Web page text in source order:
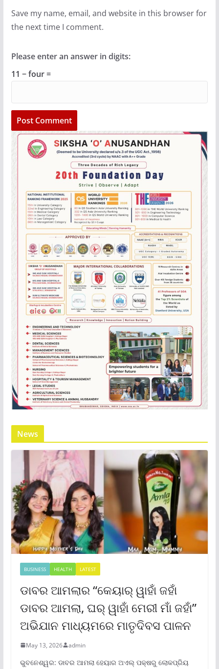
Save my name, email, and website in this browser for
the next time I comment.
Please enter an answer in digits:
11 − four =
News
BUSINESS HEALTH LATEST
ଡାବର ଆମଲାର “କେୟାର୍ ୱାହାଁ ଜହାଁ
ଡାବର ଆମଲା, ଘର୍ ୱାହାଁ ମେରୀ ମାଁ ଜହାଁ”
ଅଭିଯାନ ମାଧ୍ୟମରେ ମାତୃଦିବସ ପାଳନ
May 13, 2026 admin
ଭୁବନେଶ୍ୱର: ଡାବର ଆମଲା ହେୟାର ଅଏଲ୍ ପକ୍ଷରୁ ଲୋକପ୍ରିୟ